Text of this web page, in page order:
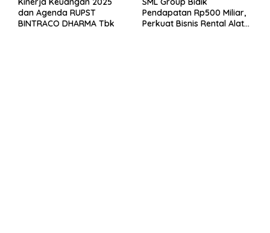
dan Agenda RUPST
BINTRACO DHARMA Tbk
Pendapatan Rp500 Miliar,
Perkuat Bisnis Rental Alat